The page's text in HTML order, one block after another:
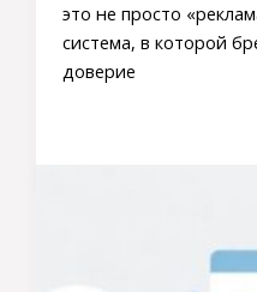
это не просто
система, в которой
доверие